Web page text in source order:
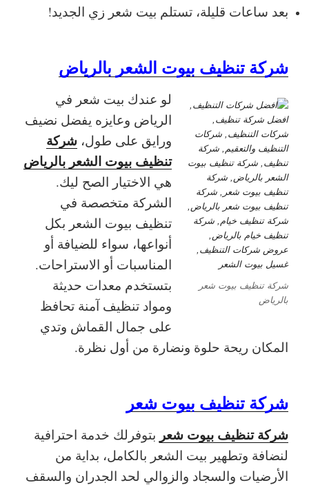
بعد ساعات قليلة، تستلم بيت شعر زي الجديد!
شركة تنظيف بيوت الشعر بالرياض
شركة تنظيف بيوت شعر
بالرياض
لو عندك بيت شعر في
الرياض وعايزه يفضل نضيف
ورايق على طول، شركة
تنظيف بيوت الشعر بالرياض
هي الاختيار الصح ليك.
الشركة متخصصة في
تنظيف بيوت الشعر بكل
أنواعها، سواء للضيافة أو
المناسبات أو الاستراحات.
بتستخدم معدات حديثة
ومواد تنظيف آمنة تحافظ
على جمال القماش وتدي
المكان ريحة حلوة ونضارة من أول نظرة.
شركة تنظيف بيوت شعر
شركة تنظيف بيوت شعر بتوفرلك خدمة احترافية
لنضافة وتطهير بيت الشعر بالكامل، بداية من
الأرضيات والسجاد والزوالي لحد الجدران والسقف